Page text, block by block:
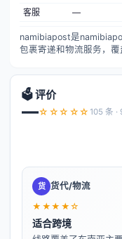
客服
—
namibiapost是
包裹寄递和物流服务，覆
🗳️ 评价
—☆☆☆☆☆ 105 条 ·
货 货代/物流
★★★★☆
适合跨境